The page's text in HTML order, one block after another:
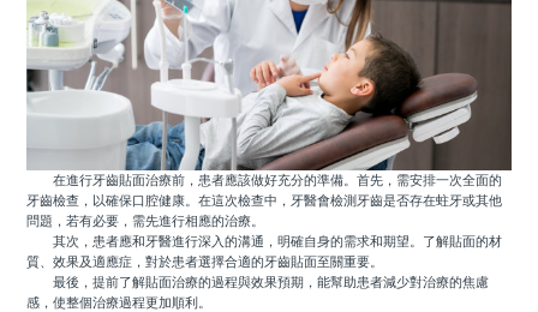
在進行牙齒貼面治療前，患者應該做好充分的準備。首先，需安排一次全面的
牙齒檢查，以確保口腔健康。在這次檢查中，牙醫會檢測牙齒是否存在蛀牙或其他
問題，若有必要，需先進行相應的治療。
其次，患者應和牙醫進行深入的溝通，明確自身的需求和期望。了解貼面的材
質、效果及適應症，對於患者選擇合適的牙齒貼面至關重要。
最後，提前了解貼面治療的過程與效果預期，能幫助患者減少對治療的焦慮
感，使整個治療過程更加順利。